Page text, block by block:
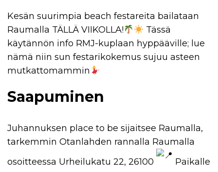
Kesän suurimpia beach festareita bailataan
Raumalla TÄLLÄ VIIKOLLA!
Tässä
käytännön info RMJ-kuplaan hyppääville; lue
nämä niin sun festarikokemus sujuu asteen
mutkattomammin
Saapuminen
Juhannuksen place to be sijaitsee Raumalla,
tarkemmin Otanlahden rannalla Raumalla
osoitteessa Urheilukatu 22, 26100
Paikalle